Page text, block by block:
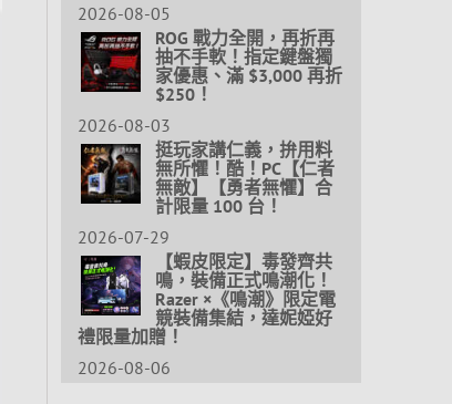
2026-08-05
ROG 戰力全開，再折再
抽不手軟！指定鍵盤獨
家優惠、滿 $3,000 再折
$250！
2026-08-03
挺玩家講仁義，拚用料
無所懼！酷！PC【仁者
無敵】【勇者無懼】合
計限量 100 台！
2026-07-29
【蝦皮限定】毒發齊共
鳴，裝備正式鳴潮化！
Razer ×《鳴潮》限定電
競裝備集結，達妮婭好
禮限量加贈！
2026-08-06